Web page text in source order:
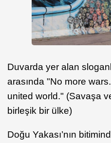
Duvarda yer alan
arasında "No more
united world." (Savaşa
birleşik bir ülke)
Doğu Yakası’nın